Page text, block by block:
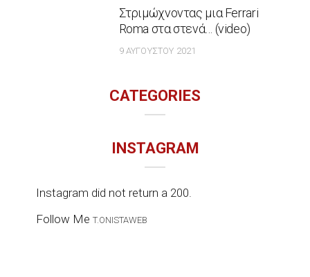
Στριμώχνοντας μια Ferrari
Roma στα στενά… (video)
9 ΑΥΓΟΎΣΤΟΥ 2021
CATEGORIES
INSTAGRAM
Instagram did not return a 200.
Follow Me T.ONISTAWEB